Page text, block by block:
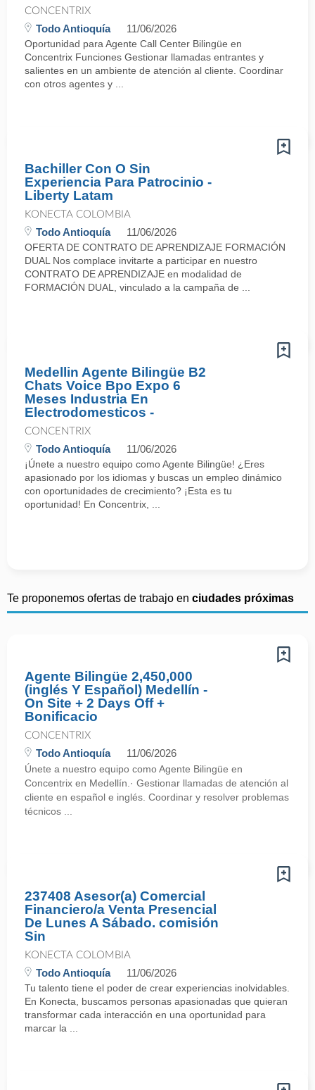
CONCENTRIX
Todo Antioquía 11/06/2026
Oportunidad para Agente Call Center Bilingüe en
Concentrix Funciones Gestionar llamadas entrantes y
salientes en un ambiente de atención al cliente. Coordinar
con otros agentes y ...
Bachiller Con O Sin
Experiencia Para Patrocinio -
Liberty Latam
KONECTA COLOMBIA
Todo Antioquía 11/06/2026
OFERTA DE CONTRATO DE APRENDIZAJE FORMACIÓN
DUAL Nos complace invitarte a participar en nuestro
CONTRATO DE APRENDIZAJE en modalidad de
FORMACIÓN DUAL, vinculado a la campaña de ...
Medellin Agente Bilingüe B2
Chats Voice Bpo Expo 6
Meses Industria En
Electrodomesticos -
CONCENTRIX
Todo Antioquía 11/06/2026
¡Únete a nuestro equipo como Agente Bilingüe! ¿Eres
apasionado por los idiomas y buscas un empleo dinámico
con oportunidades de crecimiento? ¡Esta es tu
oportunidad! En Concentrix, ...
Te proponemos ofertas de trabajo en ciudades próximas
Agente Bilingüe 2,450,000
(inglés Y Español) Medellín -
On Site + 2 Days Off +
Bonificacio
CONCENTRIX
Todo Antioquía 11/06/2026
Únete a nuestro equipo como Agente Bilingüe en
Concentrix en Medellín.· Gestionar llamadas de atención al
cliente en español e inglés. Coordinar y resolver problemas
técnicos ...
237408 Asesor(a) Comercial
Financiero/a Venta Presencial
De Lunes A Sábado. comisión
Sin
KONECTA COLOMBIA
Todo Antioquía 11/06/2026
Tu talento tiene el poder de crear experiencias inolvidables.
En Konecta, buscamos personas apasionadas que quieran
transformar cada interacción en una oportunidad para
marcar la ...